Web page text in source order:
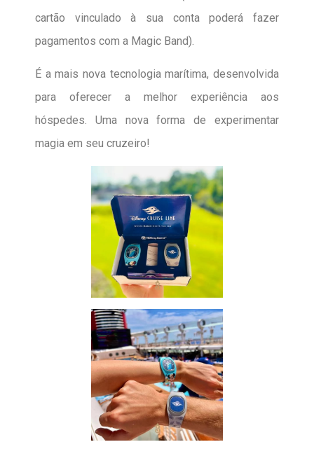
cartão vinculado à sua conta poderá fazer
pagamentos com a Magic Band).
É a mais nova tecnologia marítima, desenvolvida
para oferecer a melhor experiência aos
hóspedes. Uma nova forma de experimentar
magia em seu cruzeiro!